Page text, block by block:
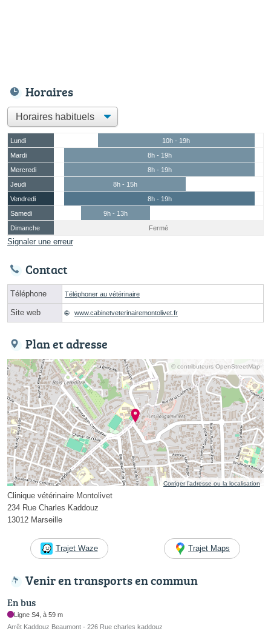
Horaires
Lundi
10h - 19h
Mardi
8h - 19h
Mercredi
8h - 19h
Jeudi
8h - 15h
Vendredi
8h - 19h
Samedi
9h - 13h
Dimanche
Fermé
Signaler une erreur
Contact
Téléphone Téléphoner au vétérinaire
Site web www.cabinetveterinairemontolivet.fr
Plan et adresse
© contributeurs OpenStreetMap
Corriger l’adresse ou la localisation
Clinique vétérinaire Montolivet
234 Rue Charles Kaddouz
13012 Marseille
Trajet Waze Trajet Maps
Venir en transports en commun
En bus
Ligne S4, à 59 m
Arrêt Kaddouz Beaumont - 226 Rue charles kaddouz